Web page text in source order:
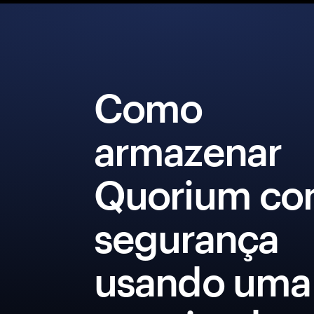
Como
armazenar
Quorium
segurança
usando uma